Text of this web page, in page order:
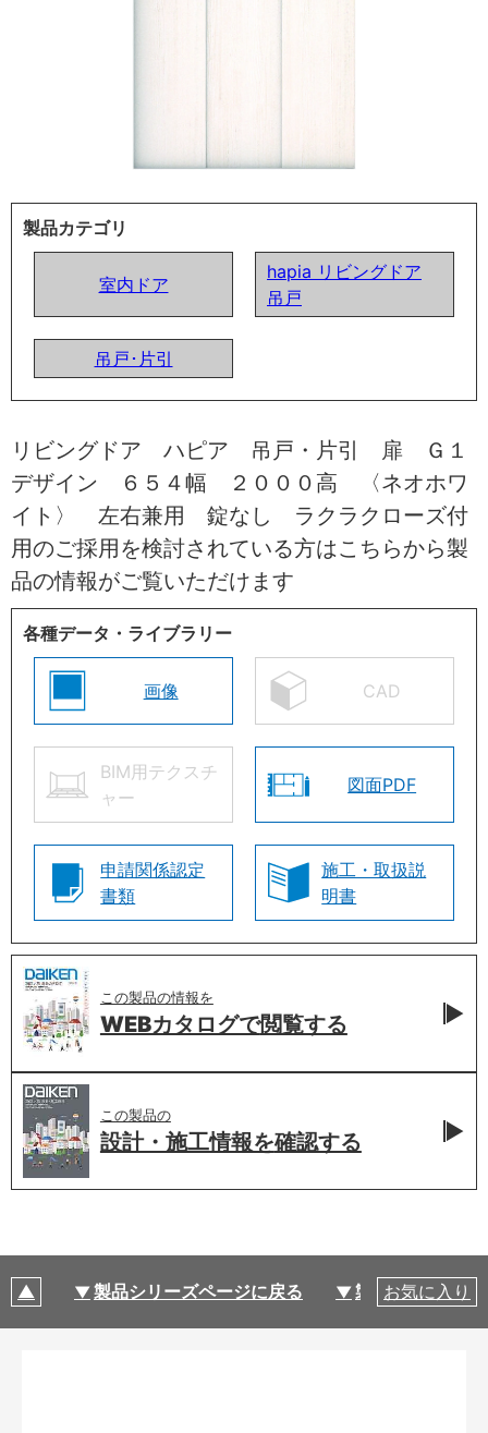
製品カテゴリ
室内ドア
hapia リビングドア
吊戸
吊戸･片引
リビングドア ハピア 吊戸・片引 扉 Ｇ１
デザイン ６５４幅 ２０００高 〈ネオホワ
イト〉 左右兼用 錠なし ラクラクローズ付
用のご採用を検討されている方はこちらから製
品の情報がご覧いただけます
各種データ・ライブラリー
画像 CAD
BIM用テクスチ
ャー
図面PDF
申請関係認定
書類
施工・取扱説
明書
この製品の情報を
WEBカタログで閲覧する
この製品の
設計・施工情報を確認する
製品シリーズページに戻る 製品仕様
お気に入り